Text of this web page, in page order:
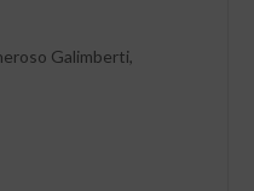
Galimberti,